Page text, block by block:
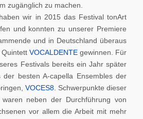
zugänglich zu machen.
wir in 2015 das Festival tonArt
und konnten zu unserer Premiere
und in Deutschland überaus
VOCALDENTE gewinnen. Für
Festivals bereits ein Jahr später
besten A-capella Ensembles der
VOCES8. Schwerpunkte dieser
neben der Durchführung von
vor allem die Arbeit mit mehr